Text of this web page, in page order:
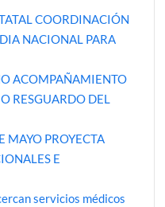
COORDINACIÓN
NACIONAL PARA
ACOMPAÑAMIENTO
RESGUARDO DEL
MAYO PROYECTA
E
servicios médicos